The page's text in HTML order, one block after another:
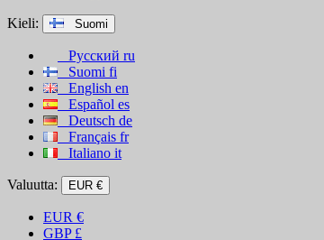
Kieli: Suomi
Русский ru
Suomi fi
English en
Español es
Deutsch de
Français fr
Italiano it
Valuutta: EUR €
EUR €
GBP £